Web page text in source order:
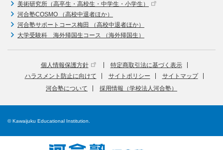
美術研究所（高卒生・高校生・中学生・小学生）
河合塾COSMO （高校中退者ほか）
河合塾サポートコース梅田 （高校中退者ほか）
大学受験科 海外帰国生コース （海外帰国生）
個人情報保護方針
特定商取引法に基づく表示
ハラスメント防止に向けて
サイトポリシー
サイトマップ
河合塾について
採用情報（学校法人河合塾）
© Kawaijuku Educational Institution.